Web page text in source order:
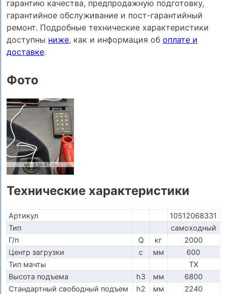
гарантию качества, предпродажную подготовку,
гарантийное обслуживание и пост-гарантийный
ремонт. Подробные технические характеристики
доступны ниже, как и информация об оплате и
доставке.
Фото
Технические характеристики
Артикул
10512068331
Тип
самоходный
Г/п
Q кг
2000
Центр загрузки
c мм
600
Тип мачты
TX
Высота подъема
h3 мм
6800
Стандартный свободный подъем
h2 мм
2240